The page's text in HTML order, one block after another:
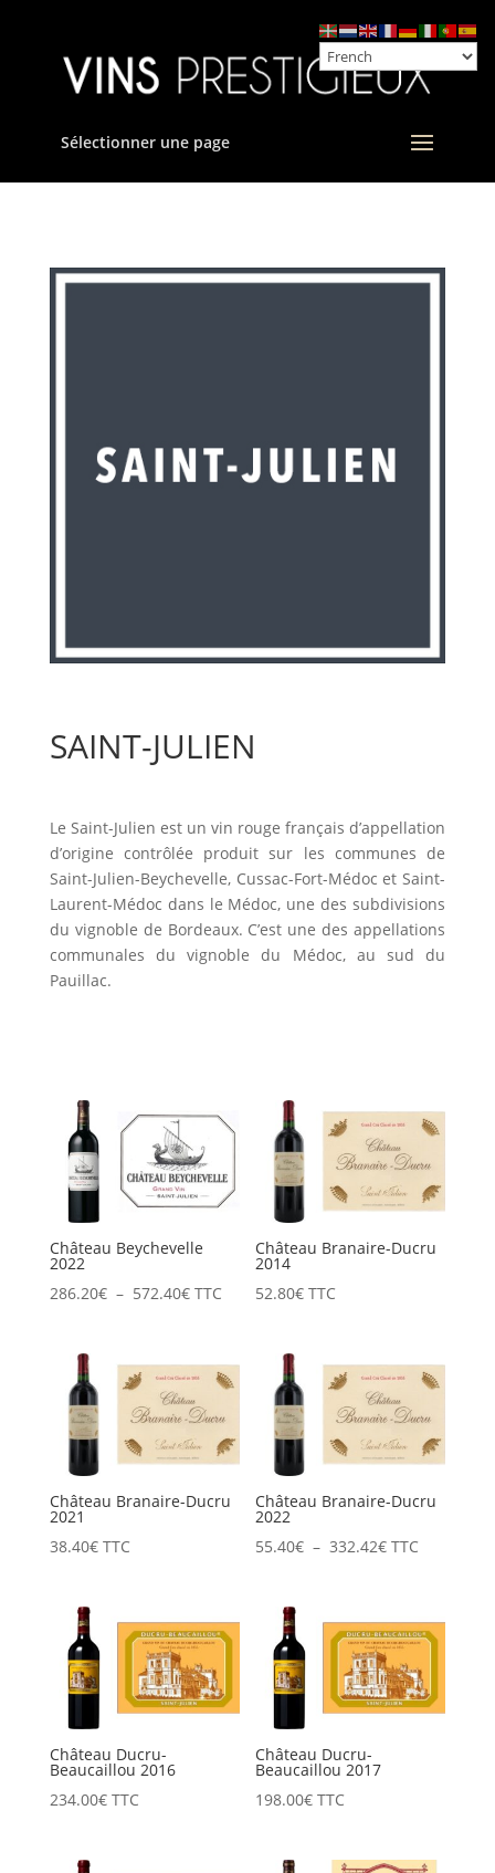
Sélectionner une page
SAINT-JULIEN
Le Saint-Julien est un vin rouge français d’appellation
d’origine contrôlée produit sur les communes de
Saint-Julien-Beychevelle, Cussac-Fort-Médoc et Saint-
Laurent-Médoc dans le Médoc, une des subdivisions
du vignoble de Bordeaux. C’est une des appellations
communales du vignoble du Médoc, au sud du
Pauillac.
Château Beychevelle
2022
286.20€ – 572.40€Plage
286.20€
à
572.40€
TTC
Château Branaire-Ducru
2014
52.80€ TTC
Château Branaire-Ducru
2021
38.40€ TTC
Château Branaire-Ducru
2022
55.40€ – 332.42€Plage
55.40€
à
332.42€
TTC
Château Ducru-
Beaucaillou 2016
234.00€ TTC
Château Ducru-
Beaucaillou 2017
198.00€ TTC